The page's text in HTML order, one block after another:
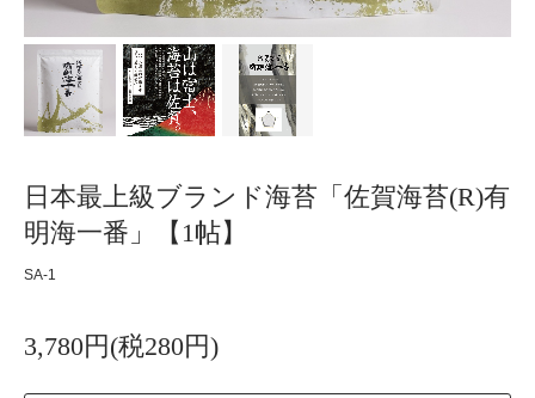
日本最上級ブランド海苔「佐賀海苔(R)有
明海一番」【1帖】
SA-1
3,780円(税280円)